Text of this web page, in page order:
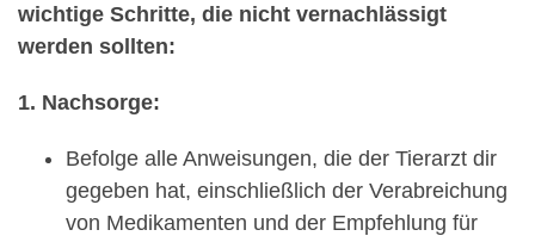
wichtige Schritte, die nicht vernachlässigt
werden sollten:
1. Nachsorge:
Befolge alle Anweisungen, die der Tierarzt dir
gegeben hat, einschließlich der Verabreichung
von Medikamenten und der Empfehlung für